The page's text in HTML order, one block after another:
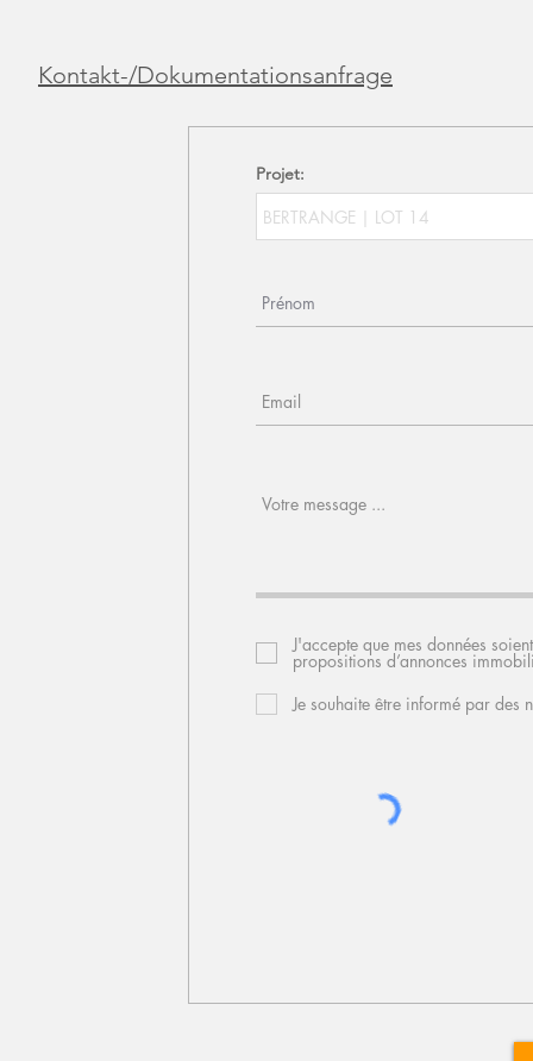
Kontakt-/Dokumentationsanfrage
Projet:
J'accepte que mes données
propositions d’annonces
Je souhaite être informé par des